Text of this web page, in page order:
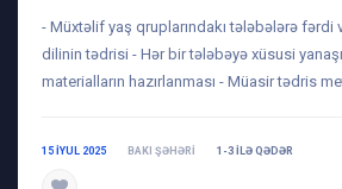
- Müxtəlif yaş qruplarındakı tələbələrə fərdi
dilinin tədrisi - Hər bir tələbəyə xüsusi
materialların hazırlanması - Müasir tədris
15 IYUL 2025 BAKI ŞƏHƏRI 1-3 ILƏ QƏDƏR